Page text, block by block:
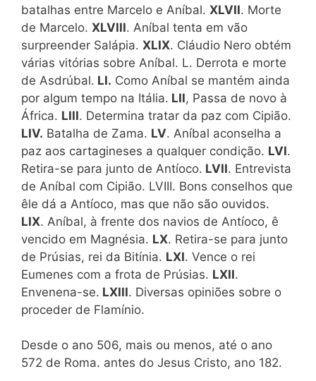
batalhas entre Marcelo e Aníbal. XLVII. Morte
de Marcelo. XLVIII. Aníbal tenta em vão
surpreender Salápia. XLIX. Cláudio Nero obtém
várias vitórias sobre Aníbal. L. Derrota e morte
de Asdrúbal. LI. Como Aníbal se mantém ainda
por algum tempo na Itália. LII, Passa de novo à
África. LIII. Determina tratar da paz com Cipião.
LIV. Batalha de Zama. LV. Aníbal aconselha a
paz aos cartagineses a qualquer condição. LVI.
Retira-se para junto de Antíoco. LVII. Entrevista
de Aníbal com Cipião. LVIII. Bons conselhos que
êle dá a Antíoco, mas que não são ouvidos.
LIX. Aníbal, à frente dos navios de Antíoco, ê
vencido em Magnésia. LX. Retira-se para junto
de Prúsias, rei da Bitínia. LXI. Vence o rei
Eumenes com a frota de Prúsias. LXII.
Envenena-se. LXIII. Diversas opiniões sobre o
proceder de Flamínio.
Desde o ano 506, mais ou menos, até o ano
572 de Roma. antes do Jesus Cristo, ano 182.